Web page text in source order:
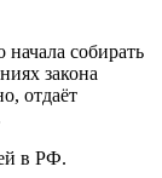
собирать
закона
отдаёт
в РФ.